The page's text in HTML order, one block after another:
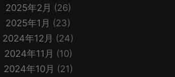
2025年2月 (26)
2025年1月 (23)
2024年12月 (24)
2024年11月 (10)
2024年10月 (21)